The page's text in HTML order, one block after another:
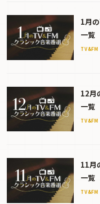
1月
一覧
TV&FM
12月
一覧
TV&FM
11月
一覧
TV&FM